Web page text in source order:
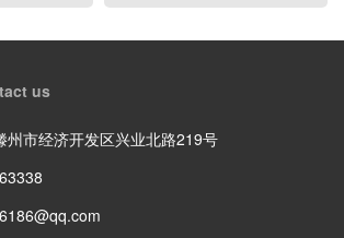
us
州市经济开发区兴业北路219号